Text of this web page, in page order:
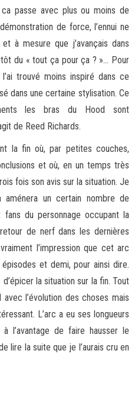
passe avec plus ou moins de
de force, l’ennui ne
à mesure que j’avançais dans
du « tout ça pour ça ? »… Pour
trouvé moins inspiré dans ce
dans une certaine stylisation. Ce
les bras du Hood sont
de Reed Richards.
la fin où, par petites couches,
et où, en un temps très
fois son avis sur la situation. Je
un certain nombre de
du personnage occupant la
de nerf dans les dernières
l’impression que cet arc
et demi, pour ainsi dire.
la situation sur la fin. Tout
l’évolution des choses mais
L’arc a eu ses longueurs
l’avantage de faire hausser le
lire la suite que je l’aurais cru en